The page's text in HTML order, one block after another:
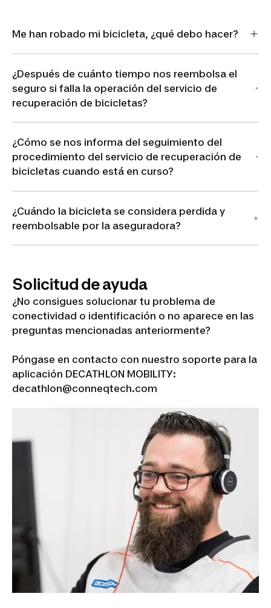
Me han robado mi bicicleta, ¿qué debo hacer?
¿Después de cuánto tiempo nos reembolsa el
seguro si falla la operación del servicio de
recuperación de bicicletas?
¿Cómo se nos informa del seguimiento del
procedimiento del servicio de recuperación de
bicicletas cuando está en curso?
¿Cuándo la bicicleta se considera perdida y
reembolsable por la aseguradora?
Solicitud de ayuda
¿No consigues solucionar tu problema de
conectividad o identificación o no aparece en las
preguntas mencionadas anteriormente?
Póngase en contacto con nuestro soporte para la
aplicación DECATHLON MOBILITY:
decathlon@conneqtech.com